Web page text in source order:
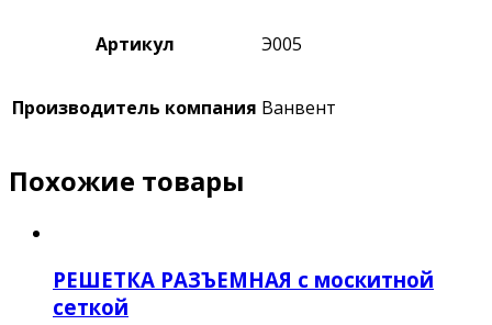
Артикул Э005
Производитель компания Ванвент
Похожие товары
РЕШЕТКА РАЗЪЕМНАЯ с москитной
сеткой